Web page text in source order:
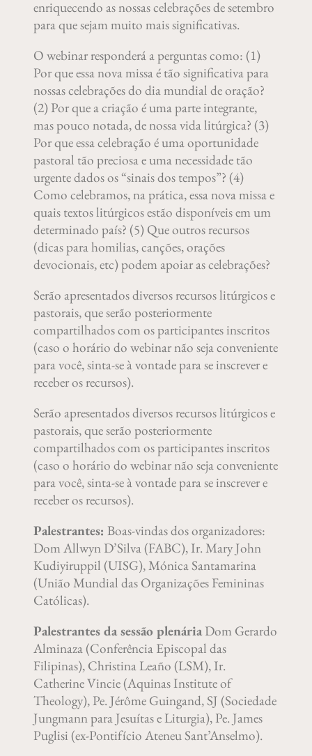
enriquecendo as nossas celebrações de setembro
para que sejam muito mais significativas.
O webinar responderá a perguntas como: (1)
Por que essa nova missa é tão significativa para
nossas celebrações do dia mundial de oração?
(2) Por que a criação é uma parte integrante,
mas pouco notada, de nossa vida litúrgica? (3)
Por que essa celebração é uma oportunidade
pastoral tão preciosa e uma necessidade tão
urgente dados os “sinais dos tempos”? (4)
Como celebramos, na prática, essa nova missa e
quais textos litúrgicos estão disponíveis em um
determinado país? (5) Que outros recursos
(dicas para homilias, canções, orações
devocionais, etc) podem apoiar as celebrações?
Serão apresentados diversos recursos litúrgicos e
pastorais, que serão posteriormente
compartilhados com os participantes inscritos
(caso o horário do webinar não seja conveniente
para você, sinta-se à vontade para se inscrever e
receber os recursos).
Serão apresentados diversos recursos litúrgicos e
pastorais, que serão posteriormente
compartilhados com os participantes inscritos
(caso o horário do webinar não seja conveniente
para você, sinta-se à vontade para se inscrever e
receber os recursos).
Palestrantes: Boas-vindas dos organizadores:
Dom Allwyn D’Silva (FABC), Ir. Mary John
Kudiyiruppil (UISG), Mónica Santamarina
(União Mundial das Organizações Femininas
Católicas).
Palestrantes da sessão plenáriaDom Gerardo
Alminaza (Conferência Episcopal das
Filipinas), Christina Leaño (LSM), Ir.
Catherine Vincie (Aquinas Institute of
Theology), Pe. Jérôme Guingand, SJ (Sociedade
Jungmann para Jesuítas e Liturgia), Pe. James
Puglisi (ex-Pontifício Ateneu Sant’Anselmo).